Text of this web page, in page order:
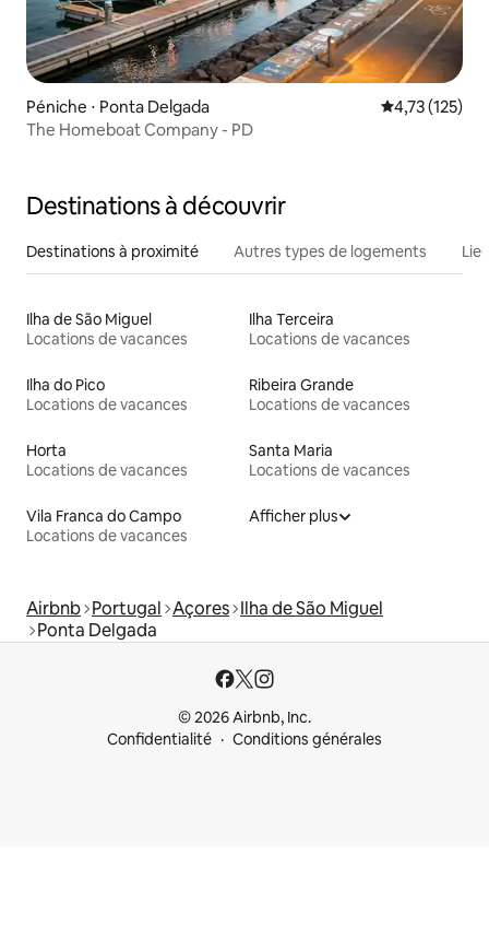
Péniche ⋅ Ponta Delgada Évaluation
4,73 (125)
The Homeboat Company - PD
Destinations à découvrir
Destinations à proximité Autres types de logements
Ilha de São Miguel
Locations de vacances
Ilha Terceira
Locations de vacances
Ilha do Pico
Locations de vacances
Ribeira Grande
Locations de vacances
Horta
Locations de vacances
Santa Maria
Locations de vacances
Vila Franca do Campo
Locations de vacances
Afficher plus
Airbnb Portugal Açores Ilha de São Miguel
Ponta Delgada
© 2026 Airbnb, Inc.
Confidentialité
Conditions générales